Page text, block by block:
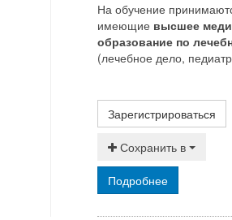
На обучение
имеющие высшее
образование по
(лечебное дело,
Зарегистрироваться
Сохранить в
Подробнее